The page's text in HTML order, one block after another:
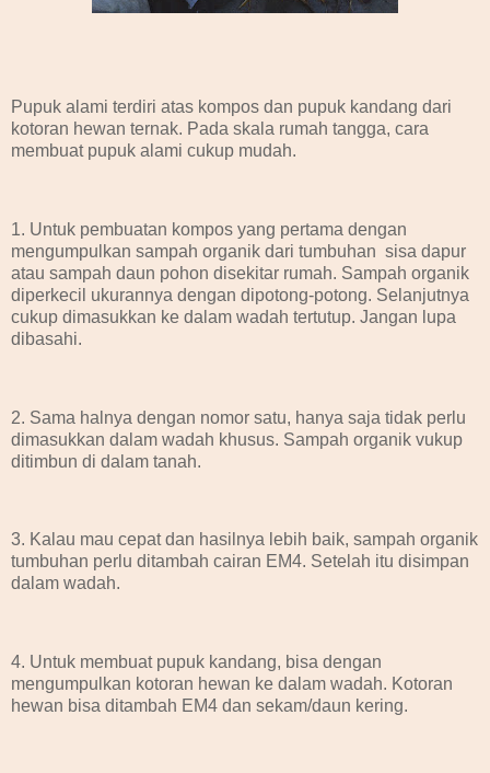
Pupuk alami terdiri atas kompos dan pupuk kandang dari
kotoran hewan ternak. Pada skala rumah tangga, cara
membuat pupuk alami cukup mudah.
1. Untuk pembuatan kompos yang pertama dengan
mengumpulkan sampah organik dari tumbuhan sisa dapur
atau sampah daun pohon disekitar rumah. Sampah organik
diperkecil ukurannya dengan dipotong-potong. Selanjutnya
cukup dimasukkan ke dalam wadah tertutup. Jangan lupa
dibasahi.
2. Sama halnya dengan nomor satu, hanya saja tidak perlu
dimasukkan dalam wadah khusus. Sampah organik vukup
ditimbun di dalam tanah.
3. Kalau mau cepat dan hasilnya lebih baik, sampah organik
tumbuhan perlu ditambah cairan EM4. Setelah itu disimpan
dalam wadah.
4. Untuk membuat pupuk kandang, bisa dengan
mengumpulkan kotoran hewan ke dalam wadah. Kotoran
hewan bisa ditambah EM4 dan sekam/daun kering.